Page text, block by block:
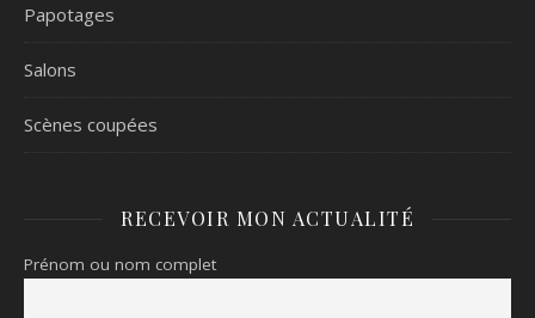
Papotages
Salons
Scènes coupées
RECEVOIR MON ACTUALITÉ
Prénom ou nom complet